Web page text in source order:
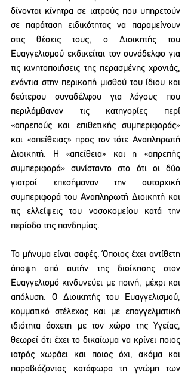
δίνονται κίνητρα σε ιατρούς που υπηρετούν
σε παράταση ειδικότητας να παραμείνουν
στις θέσεις τους, ο Διοικητής του
Ευαγγελισμού εκδικείται τον συνάδελφο για
τις κινητοποιήσεις της περασμένης χρονιάς,
ενάντια στην περικοπή μισθού του ίδιου και
δεύτερου συναδέλφου για λόγους που
περιλάμβαναν τις κατηγορίες περί
«απρεπούς και επιθετικής συμπεριφοράς»
και «απείθειας» προς τον τότε Αναπληρωτή
Διοικητή. Η «απείθεια» και η «απρεπής
συμπεριφορά» συνίσταντο στο ότι οι δύο
γιατροί επεσήμαναν την αυταρχική
συμπεριφορά του Αναπληρωτή Διοικητή και
τις ελλείψεις του νοσοκομείου κατά την
περίοδο της πανδημίας.
Το μήνυμα είναι σαφές. Όποιος έχει αντίθετη
άποψη από αυτήν της διοίκησης στον
Ευαγγελισμό κινδυνεύει με ποινή, μέχρι και
απόλυση. Ο Διοικητής του Ευαγγελισμού,
κομματικό στέλεχος και με επαγγελματική
ιδιότητα άσχετη με τον χώρο της Υγείας,
θεωρεί ότι έχει το δικαίωμα να κρίνει ποιος
ιατρός χωράει και ποιος όχι, ακόμα και
παραβιάζοντας κατάφωρα τη γνώμη των